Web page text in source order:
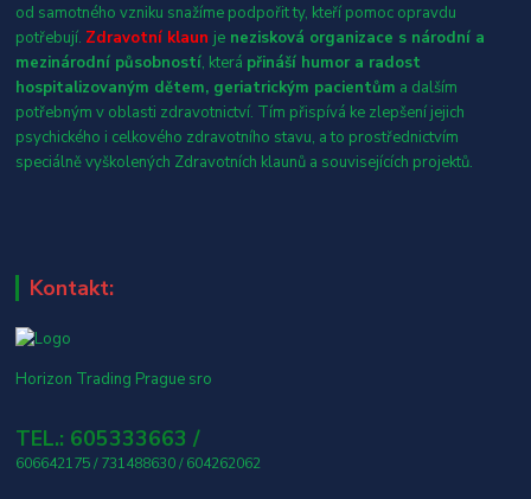
od samotného vzniku snažíme podpořit ty, kteří pomoc opravdu
potřebují. Zdravotní klaun je nezisková organizace s národní a
mezinárodní působností, která přináší humor a radost
hospitalizovaným dětem, geriatrickým pacientům a dalším
potřebným v oblasti zdravotnictví. Tím přispívá ke zlepšení jejich
psychického i celkového zdravotního stavu, a to prostřednictvím
speciálně vyškolených Zdravotních klaunů a souvisejících projektů.
Kontakt:
Horizon Trading Prague sro
TEL.: 605333663 /
606642175 / 731488630 / 604262062